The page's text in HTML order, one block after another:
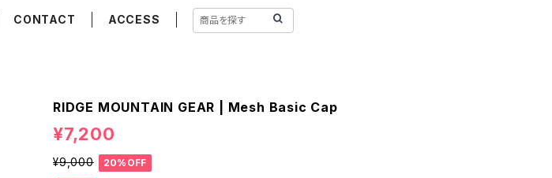
CONTACT ACCESS
RIDGE MOUNTAIN GEAR | Mesh Basic Cap
¥7,200
¥9,000
20%OFF